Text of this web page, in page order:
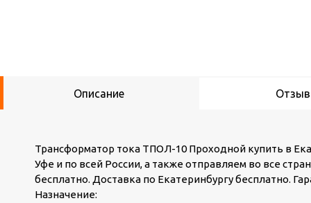
Описание
Трансформатор тока ТПОЛ-10 Проходной купить в
Уфе и по всей России, а также отправляем во все
бесплатно. Доставка по Екатеринбургу бесплатно.
Назначение: